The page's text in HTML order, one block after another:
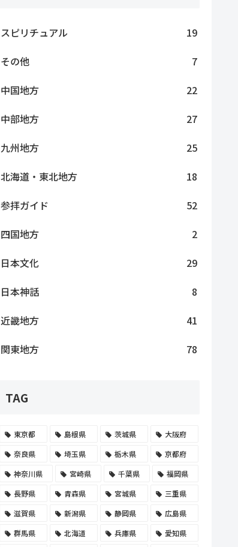
スピリチュアル
19
その他
7
中国地方
22
中部地方
27
九州地方
25
北海道・東北地方
18
参拝ガイド
52
四国地方
2
日本文化
29
日本神話
8
近畿地方
41
関東地方
78
TAG
東京都 島根県 茨城県
大阪府
奈良県
埼玉県 栃木県
京都府
神奈川県
宮崎県 千葉県
福岡県
長野県
青森県 宮城県
三重県
滋賀県
新潟県 静岡県
広島県
群馬県
北海道 兵庫県
愛知県